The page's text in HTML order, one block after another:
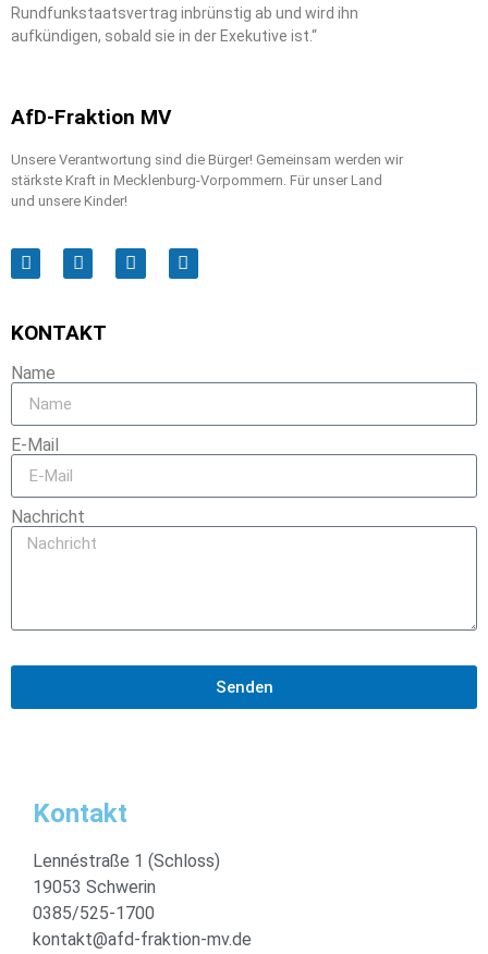
Rundfunkstaatsvertrag inbrünstig ab und wird ihn
aufkündigen, sobald sie in der Exekutive ist.“
AfD-Fraktion MV
Unsere Verantwortung sind die Bürger! Gemeinsam werden wir
stärkste Kraft in Mecklenburg-Vorpommern. Für unser Land
und unsere Kinder!
KONTAKT
Name
E-Mail
Nachricht
Senden
Kontakt
Lennéstraße 1 (Schloss)
19053 Schwerin
0385/525-1700
kontakt@afd-fraktion-mv.de